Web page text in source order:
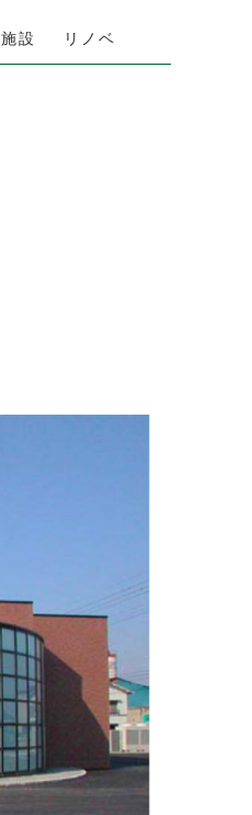
施設 リノベ